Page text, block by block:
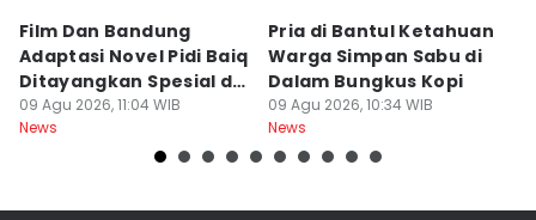
Film Dan Bandung
Adaptasi Novel Pidi Baiq
Ditayangkan Spesial di
Jogja
09 Agu 2026, 11:04 WIB
News
Pria di Bantul Ketahuan
Warga Simpan Sabu di
Dalam Bungkus Kopi
09 Agu 2026, 10:34 WIB
News